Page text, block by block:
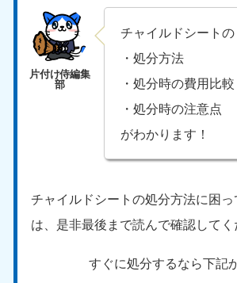
チャイルドシートの
・処分方法
・処分時の費用比較
・処分時の注意点
がわかります！
チャイルドシートの処分方法に困っ
は、是非最後まで読んで確認してく
すぐに処分するなら下記